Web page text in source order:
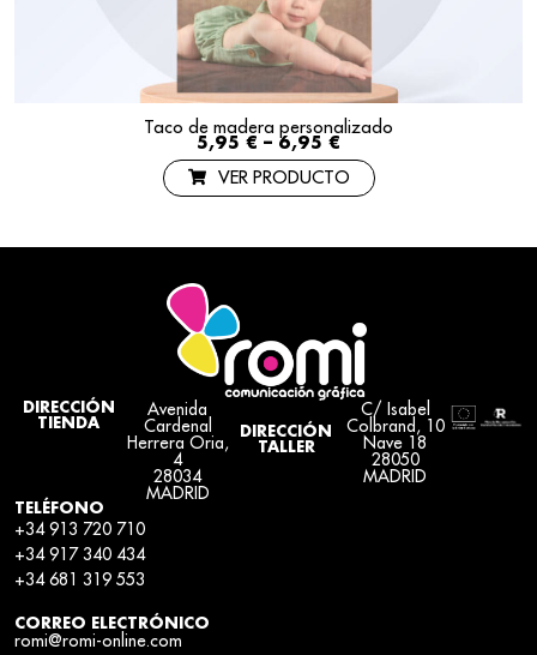
Taco de madera personalizado
5,95 € – 6,95 €
VER PRODUCTO
DIRECCIÓN
TIENDA
Avenida
Cardenal
Herrera Oria,
4
28034
MADRID
DIRECCIÓN
TALLER
C/ Isabel
Colbrand, 10
Nave 18
28050
MADRID
TELÉFONO
+34 913 720 710
+34 917 340 434
+34 681 319 553
CORREO ELECTRÓNICO
romi@romi-online.com